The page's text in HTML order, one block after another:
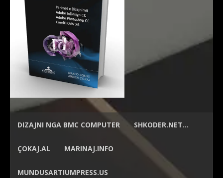
DIZAJNI NGA BMC COMPUTER SHKODER.NET…
ÇOKAJ.AL MARINAJ.INFO
MUNDUSARTIUMPRESS.US